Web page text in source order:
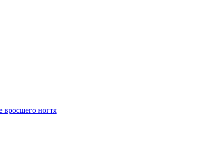
вросшего ногтя